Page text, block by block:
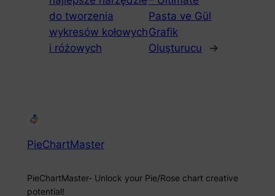
do tworzenia
wykresów kołowych
i różowych
Pasta ve Gül
Grafik
Oluşturucu
→
PieChartMaster
PieChartMaster- Unlock your Pie/Rose chart creative
potential!